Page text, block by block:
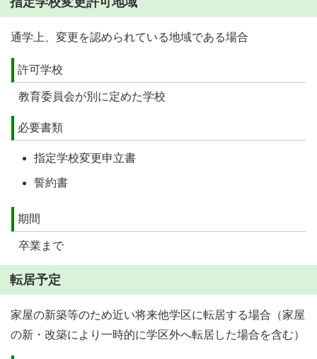
通学上、変更を認められている地域である場合
許可学校
教育委員会が別に定めた学校
必要書類
指定学校変更申立書
誓約書
期間
卒業まで
転居予定
家屋の新築等のため近い将来他学区に転居する場合（家屋
の新・改築により一時的に学区外へ転居した場合を含む）